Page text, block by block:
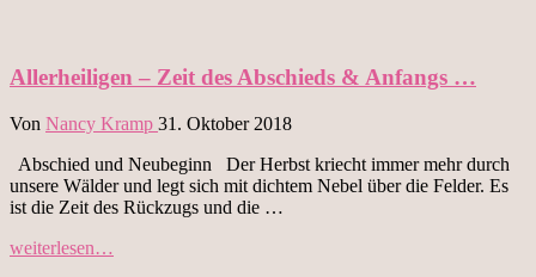
Allerheiligen – Zeit des Abschieds & Anfangs …
Von Nancy Kramp 31. Oktober 2018
Abschied und Neubeginn Der Herbst kriecht immer mehr durch
unsere Wälder und legt sich mit dichtem Nebel über die Felder. Es
ist die Zeit des Rückzugs und die …
weiterlesen…